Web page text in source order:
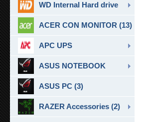
WD Internal Hard drive
ACER CON MONITOR (13)
APC UPS
ASUS NOTEBOOK
ASUS PC (3)
RAZER Accessories (2)